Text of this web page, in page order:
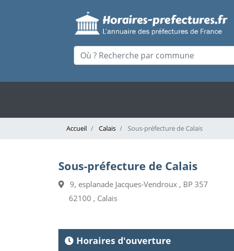
Accueil Calais Sous-préfecture de Calais
Sous-préfecture de Calais
9, esplanade Jacques-Vendroux , BP 357
62100 , Calais
Horaires d'ouverture